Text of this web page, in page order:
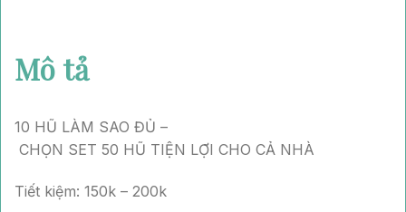
Mô tả
10 HŨ LÀM SAO ĐỦ –
CHỌN SET 50 HŨ TIỆN LỢI CHO CẢ NHÀ
Tiết kiệm: 150k – 200k